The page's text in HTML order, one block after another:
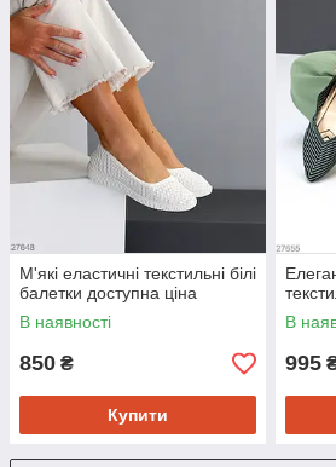
М'які еластичні текстильні білі
балетки доступна ціна
В наявності
850 ₴
Купити
В
995